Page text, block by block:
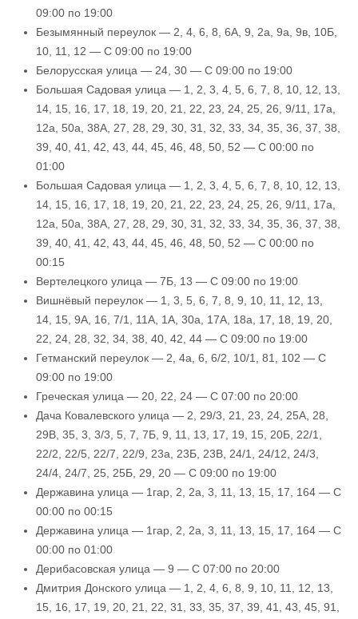
09:00 по 19:00
Безымянный переулок — 2, 4, 6, 8, 6А, 9, 2а, 9а, 9в, 10Б,
10, 11, 12 — С 09:00 по 19:00
Белорусская улица — 24, 30 — С 09:00 по 19:00
Большая Садовая улица — 1, 2, 3, 4, 5, 6, 7, 8, 10, 12, 13,
14, 15, 16, 17, 18, 19, 20, 21, 22, 23, 24, 25, 26, 9/11, 17а,
12а, 50а, 38А, 27, 28, 29, 30, 31, 32, 33, 34, 35, 36, 37, 38,
39, 40, 41, 42, 43, 44, 45, 46, 48, 50, 52 — С 00:00 по
01:00
Большая Садовая улица — 1, 2, 3, 4, 5, 6, 7, 8, 10, 12, 13,
14, 15, 16, 17, 18, 19, 20, 21, 22, 23, 24, 25, 26, 9/11, 17а,
12а, 50а, 38А, 27, 28, 29, 30, 31, 32, 33, 34, 35, 36, 37, 38,
39, 40, 41, 42, 43, 44, 45, 46, 48, 50, 52 — С 00:00 по
00:15
Вертелецкого улица — 7Б, 13 — С 09:00 по 19:00
Вишнёвый переулок — 1, 3, 5, 6, 7, 8, 9, 10, 11, 12, 13,
14, 15, 9А, 16, 7/1, 11А, 1А, 30а, 17А, 18а, 17, 18, 19, 20,
22, 24, 28, 32, 34, 38, 40, 42, 44 — С 09:00 по 19:00
Гетманский переулок — 2, 4а, 6, 6/2, 10/1, 81, 102 — С
09:00 по 19:00
Греческая улица — 20, 22, 24 — С 07:00 по 20:00
Дача Ковалевского улица — 2, 29/3, 21, 23, 24, 25А, 28,
29В, 35, 3, 3/3, 5, 7, 7Б, 9, 11, 13, 17, 19, 15, 20Б, 22/1,
22/2, 22/5, 22/7, 22/9, 23а, 23Б, 23В, 24/1, 24/12, 24/3,
24/4, 24/7, 25, 25Б, 29, 20 — С 09:00 по 19:00
Державина улица — 1гар, 2, 2а, 3, 11, 13, 15, 17, 164 — С
00:00 по 00:15
Державина улица — 1гар, 2, 2а, 3, 11, 13, 15, 17, 164 — С
00:00 по 01:00
Дерибасовская улица — 9 — С 07:00 по 20:00
Дмитрия Донского улица — 1, 2, 4, 6, 8, 9, 10, 11, 12, 13,
15, 16, 17, 19, 20, 21, 22, 31, 33, 35, 37, 39, 41, 43, 45, 91,